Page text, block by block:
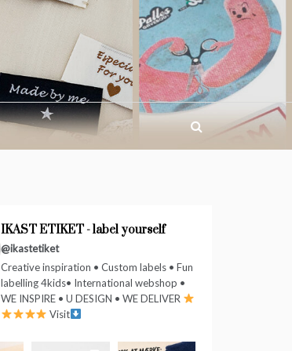
IKAST ETIKET - label yourself
@ikastetiket
Creative inspiration • Custom labels • Fun
labelling 4kids• International webshop •
WE INSPIRE • U DESIGN • WE DELIVER
Visit